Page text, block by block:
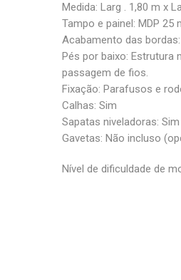
Medida: Larg . 1,80 m x
Tampo e painel: MDP
Acabamento das
Pés por baixo: Estrutura
passagem de fios.
Fixação: Parafusos e
Calhas: Sim
Sapatas niveladoras: Sim
Gavetas: Não incluso
Nível de dificuldade de